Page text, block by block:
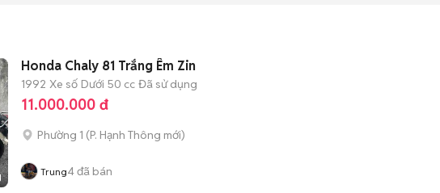
Honda Chaly 81 Trắng Êm Zin
1992 Xe số Dưới 50 cc Đã sử dụng
11.000.000 đ
Phường 1 (P. Hạnh Thông mới)
Trung4đã bán